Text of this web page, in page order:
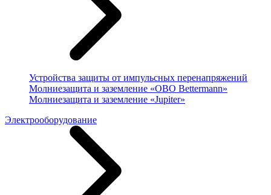
Устройства защиты от импульсных перенапряжений
Молниезащита и заземление «OBO Bettermann»
Молниезащита и заземление «Jupiter»
Электрооборудование